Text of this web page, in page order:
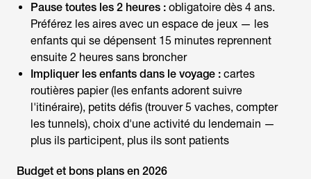
Pause toutes les 2 heures : obligatoire dès 4 ans.
Préférez les aires avec un espace de jeux — les
enfants qui se dépensent 15 minutes reprennent
ensuite 2 heures sans broncher
Impliquer les enfants dans le voyage : cartes
routières papier (les enfants adorent suivre
l'itinéraire), petits défis (trouver 5 vaches, compter
les tunnels), choix d'une activité du lendemain —
plus ils participent, plus ils sont patients
Budget et bons plans en 2026